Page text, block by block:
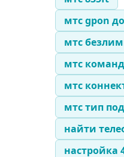
мтс gpon
мтс
мтс
мтс
мтс тип
найти
настройка